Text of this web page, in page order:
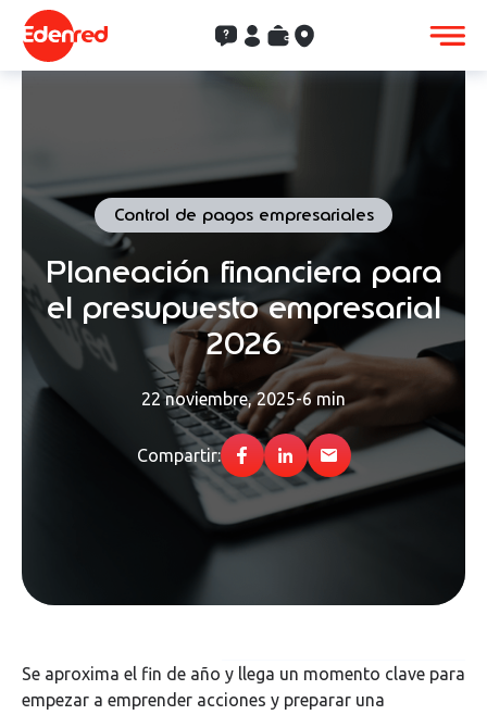
Contacto
Clientes
SaldoAceptación
Control de pagos empresariales
Planeación financiera para
el presupuesto empresarial
2026
22 noviembre, 2025-6 min
Compartir:
Se aproxima el fin de año y llega un momento clave para
empezar a emprender acciones y preparar una